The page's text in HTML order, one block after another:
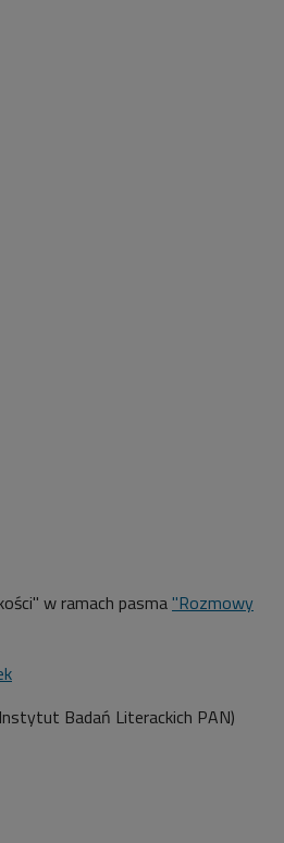
w ramach pasma"Rozmowy
Badań Literackich PAN)